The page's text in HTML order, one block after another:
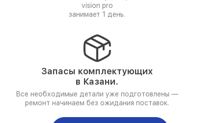
vision pro
занимает 1 день.
Запасы комплектующих
в Казани.
Все необходимые детали уже подготовлены —
ремонт начинаем без ожидания поставок.